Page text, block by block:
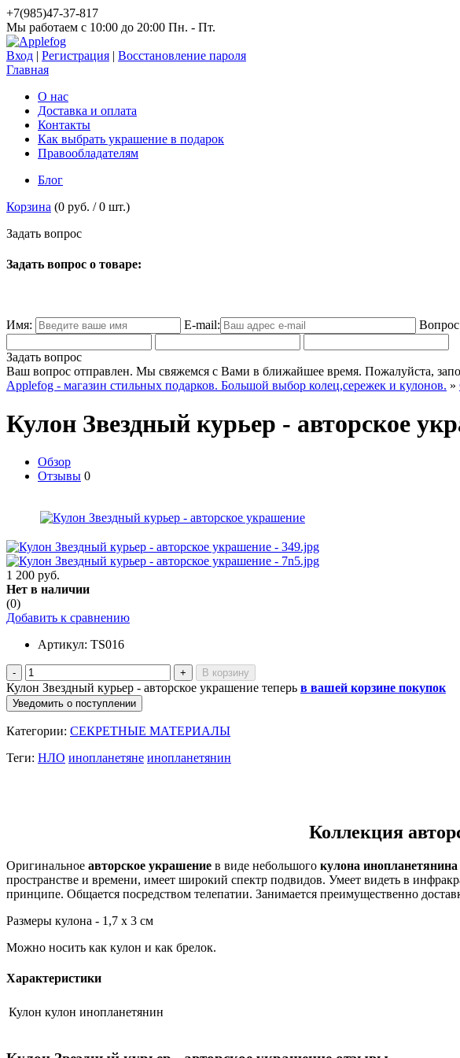
+7(985)47-37-817
Мы работаем c 10:00 до 20:00 Пн. - Пт.
Вход | Регистрация | Восстановление пароля
Главная
О нас
Доставка и оплата
Контакты
Как выбрать украшение в подарок
Правообладателям
Блог
Корзина (0 руб. /0 шт.)
Задать вопрос
Задать вопрос о товаре:
Имя: E-mail:
Задать вопрос
Ваш вопрос отправлен. Мы свяжемся с Вами в ближайшее время. Пожалуйста,
Applefog - магазин стильных подарков. Большой выбор колец,сережек и кулонов. »
Кулон Звездный курьер - авторское
Обзор
Отзывы 0
1 200 руб.
Нет в наличии
(0)
Добавить к сравнению
Артикул: TS016
- +
Кулон Звездный курьер - авторское украшение теперь в вашей корзине покупок
Уведомить о поступлении
Категории: СЕКРЕТНЫЕ МАТЕРИАЛЫ
Теги: НЛО инопланетяне инопланетянин
Коллекция
Оригинальное авторское украшение в виде небольшого кулона инопланетянина
пространстве и времени, имеет широкий спектр подвидов. Умеет видеть в
принципе. Общается посредством телепатии. Занимается преимущественно
Размеры кулона - 1,7 х 3 см
Можно носить как кулон и как брелок.
Характеристики
Кулон кулон инопланетянин